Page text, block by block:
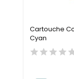
Cartouche
Cyan